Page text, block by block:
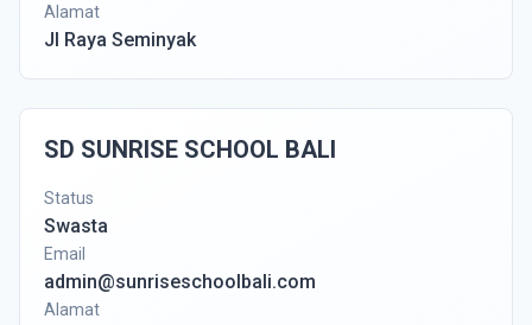
Alamat
Jl Raya Seminyak
SD SUNRISE SCHOOL BALI
Status
Swasta
Email
admin@sunriseschoolbali.com
Alamat